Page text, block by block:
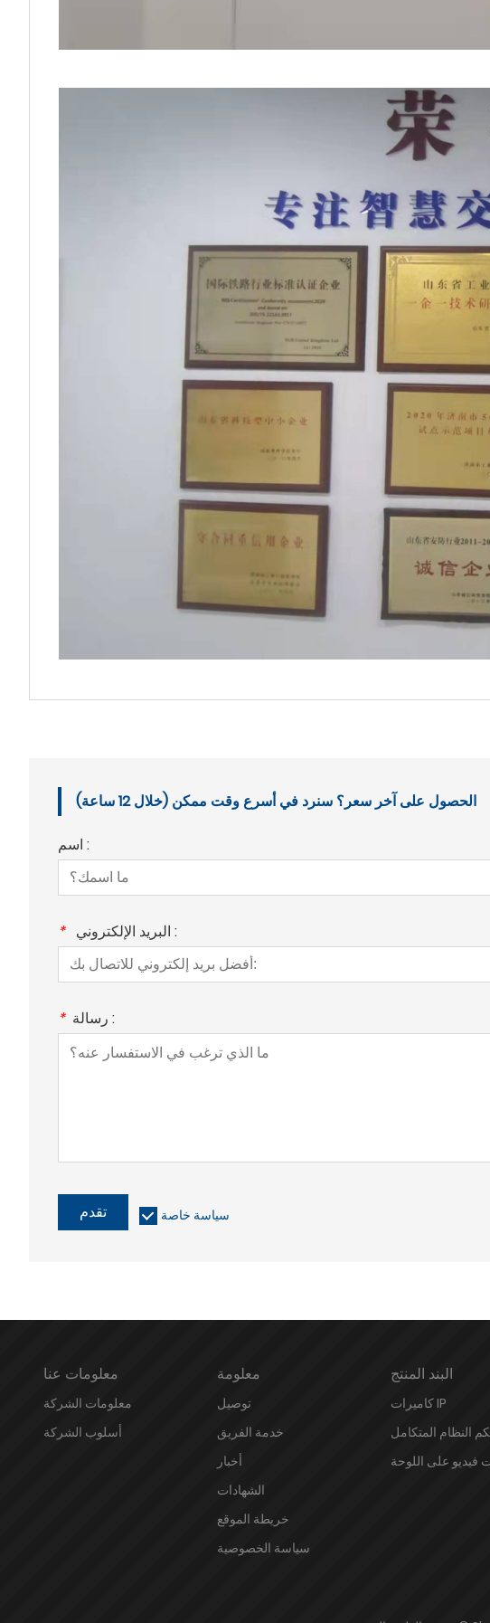
الحصول على آخر سعر؟ سنرد في أسرع وقت ممكن (خلال 12 ساعة)
اسم :
* البريد الإلكتروني :
* رسالة :
تقدم سياسة خاصة
معلومات عنا
معلومات الشركة
أسلوب الشركة
معلومة
توصيل
خدمة الفريق
أخبار
الشهادات
خريطة الموقع
سياسة الخصوصية
البند المنتج
كاميرات IP
النظام المتكامل
فيديو على اللوحة